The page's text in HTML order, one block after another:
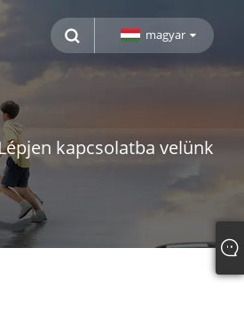
magyar
kapcsolatba velünk